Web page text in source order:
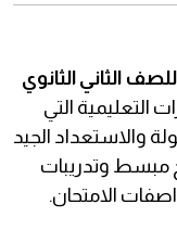
الثاني الثانوي
التعليمية التي
والاستعداد الجيد
مبسط وتدريبات
الامتحان.